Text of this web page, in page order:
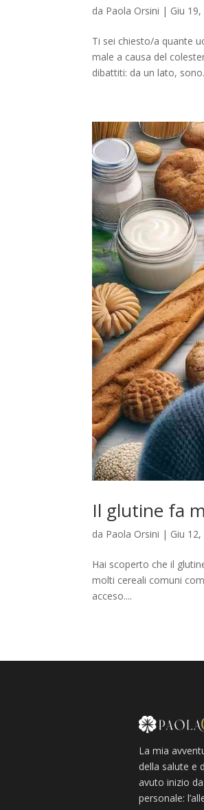
da Paola Orsini | Giu
Ti sei chiesto/a quante
male a causa del
dibattiti: da un lato,
Il glutine fa
da Paola Orsini | Giu
Hai scoperto che il
molti cereali comuni
acceso....
La mia
della salute e
avuto inizio
personale: